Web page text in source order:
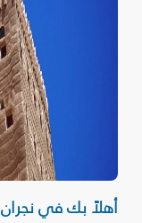
أهلاً بك في نجران